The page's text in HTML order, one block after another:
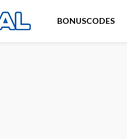
BONUSCODES